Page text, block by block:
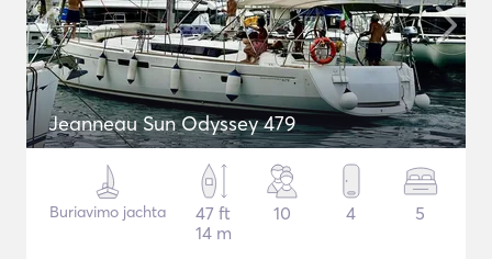
Jeanneau Sun Odyssey 479
Buriavimo jachta
47 ft
14 m
10 4 5